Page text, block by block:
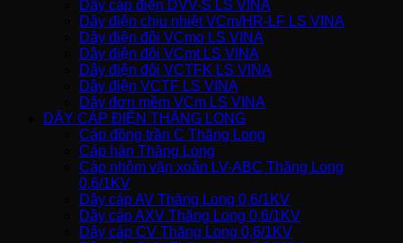
Dây cáp điện DVV-S LS VINA
Dây điện chịu nhiệt VCm/HR-LF LS VINA
Dây điện đôi VCmo LS VINA
Dây điện đôi VCmt LS VINA
Dây điện đôi VCTFK LS VINA
Dây điện VCTF LS VINA
Dây đơn mềm VCm LS VINA
DÂY CÁP ĐIỆN THĂNG LONG
Cáp đồng trần C Thăng Long
Cáp hàn Thăng Long
Cáp nhôm vặn xoắn LV-ABC Thăng Long
0,6/1KV
Dây cáp AV Thăng Long 0,6/1KV
Dây cáp AXV Thăng Long 0,6/1KV
Dây cáp CV Thăng Long 0,6/1KV